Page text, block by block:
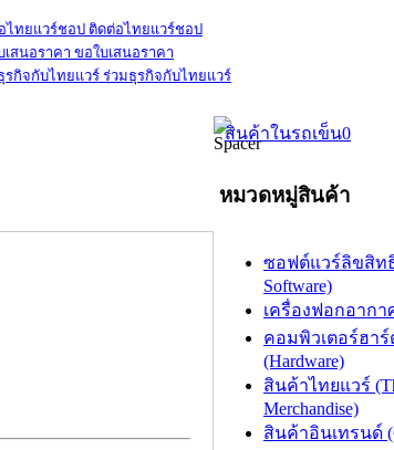
ติดต่อไทยแวร์ชอป
ขอใบเสนอราคา
ร่วมธุรกิจกับไทยแวร์
สินค้าในรถเข็น0
หมวดหมู่สินค้า
ซอฟต์แวร์ลิขสิทธิ์
Software)
เครื่องฟอกอากา
คอมพิวเตอร์ฮาร์
(Hardware)
สินค้าไทยแวร์
Merchandise)
สินค้าอินเทรนด์